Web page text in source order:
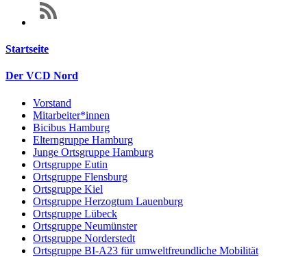
Startseite
Der VCD Nord
Vorstand
Mitarbeiter*innen
Bicibus Hamburg
Elterngruppe Hamburg
Junge Ortsgruppe Hamburg
Ortsgruppe Eutin
Ortsgruppe Flensburg
Ortsgruppe Kiel
Ortsgruppe Herzogtum Lauenburg
Ortsgruppe Lübeck
Ortsgruppe Neumünster
Ortsgruppe Norderstedt
Ortsgruppe BI-A23 für umweltfreundliche Mobilität